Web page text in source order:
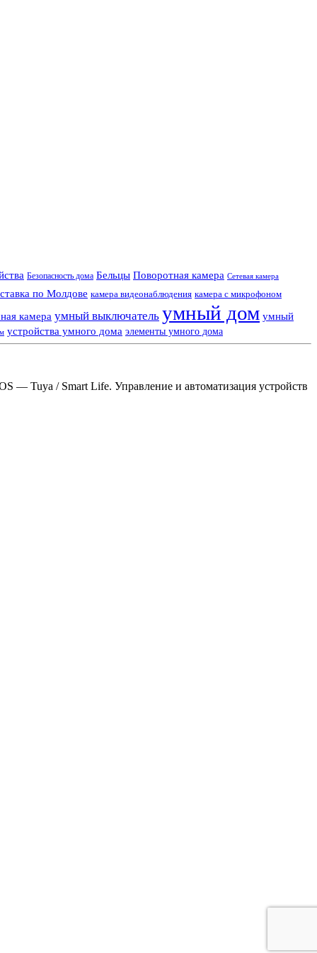
Безопасность дома Бельцы Поворотная камера Сетевая камера
по Молдове камера видеонаблюдения камера с микрофоном
камера умный выключатель умный дом умный
устройства умного дома элементы умного дома
— Tuya / Smart Life. Управление и автоматизация устройств